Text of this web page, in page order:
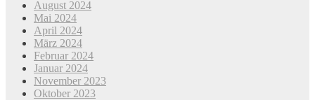
August 2024
Mai 2024
April 2024
März 2024
Februar 2024
Januar 2024
November 2023
Oktober 2023